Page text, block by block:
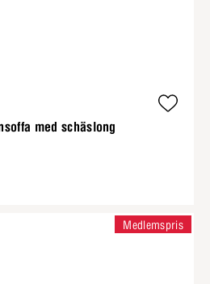
med schäslong
Medlemspris